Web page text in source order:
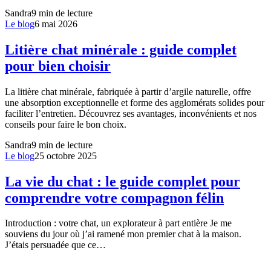
Sandra9 min de lecture
Le blog6 mai 2026
Litière chat minérale : guide complet
pour bien choisir
La litière chat minérale, fabriquée à partir d’argile naturelle, offre
une absorption exceptionnelle et forme des agglomérats solides pour
faciliter l’entretien. Découvrez ses avantages, inconvénients et nos
conseils pour faire le bon choix.
Sandra9 min de lecture
Le blog25 octobre 2025
La vie du chat : le guide complet pour
comprendre votre compagnon félin
Introduction : votre chat, un explorateur à part entière Je me
souviens du jour où j’ai ramené mon premier chat à la maison.
J’étais persuadée que ce…